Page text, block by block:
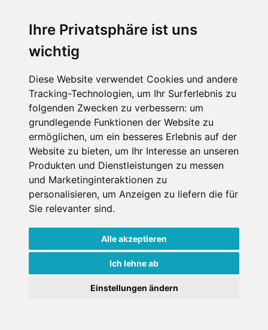
Ihre Privatsphäre ist uns
wichtig
Diese Website verwendet Cookies und andere
Tracking-Technologien, um Ihr Surferlebnis zu
folgenden Zwecken zu verbessern: um
grundlegende Funktionen der Website zu
ermöglichen, um ein besseres Erlebnis auf der
Website zu bieten, um Ihr Interesse an unseren
Produkten und Dienstleistungen zu messen
und Marketinginteraktionen zu
personalisieren, um Anzeigen zu liefern die für
Sie relevanter sind.
Alle akzeptieren
Ich lehne ab
Einstellungen ändern
Ort
Erster Miettag
Letzter Miettag
1
Erwachsene
über 18 Jahre bei Mietantritt
0
Kinder
unter 18 Jahre bei Mietantritt